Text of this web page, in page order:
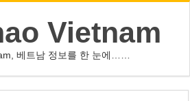
Vietnam
베트남 정보를 한 눈에……